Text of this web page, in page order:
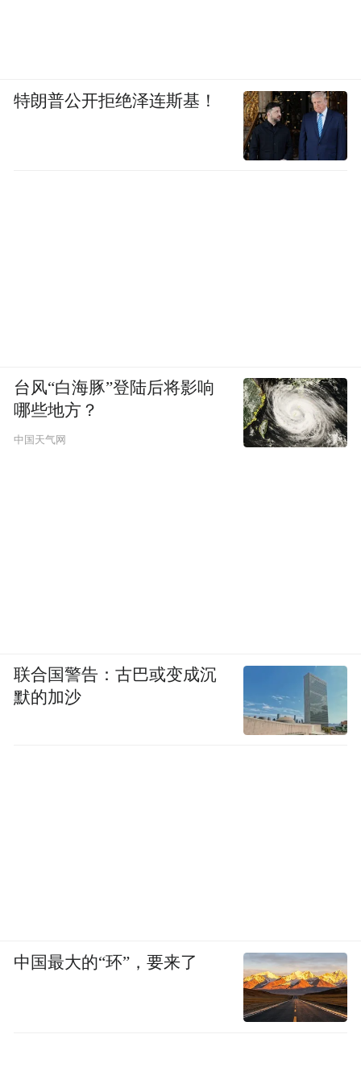
特朗普公开拒绝泽连斯基！
台风“白海豚”登陆后将影响
哪些地方？
中国天气网
联合国警告：古巴或变成沉
默的加沙
中国最大的“环”，要来了